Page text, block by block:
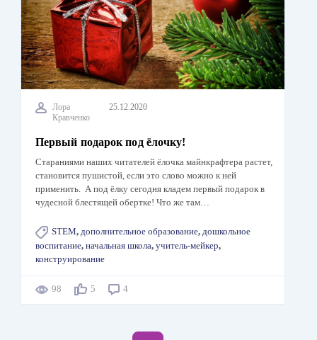
Лора
Кравченко
25.12.2020
Первый подарок под ёлочку!
Стараниями наших читателей ёлочка майнкрафтера растет,
становится пушистой, если это слово можно к ней
применить. А под ёлку сегодня кладем первый подарок в
чудесной блестящей обертке! Что же там…
STEM, дополнительное образование, дошкольное
воспитание, начальная школа, учитель-мейкер,
конструирование
98 5 4